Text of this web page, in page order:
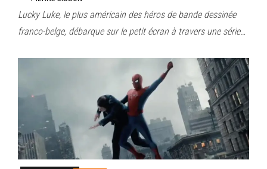
Lucky Luke, le plus américain des héros de bande dessinée
franco-belge, débarque sur le petit écran à travers une série…